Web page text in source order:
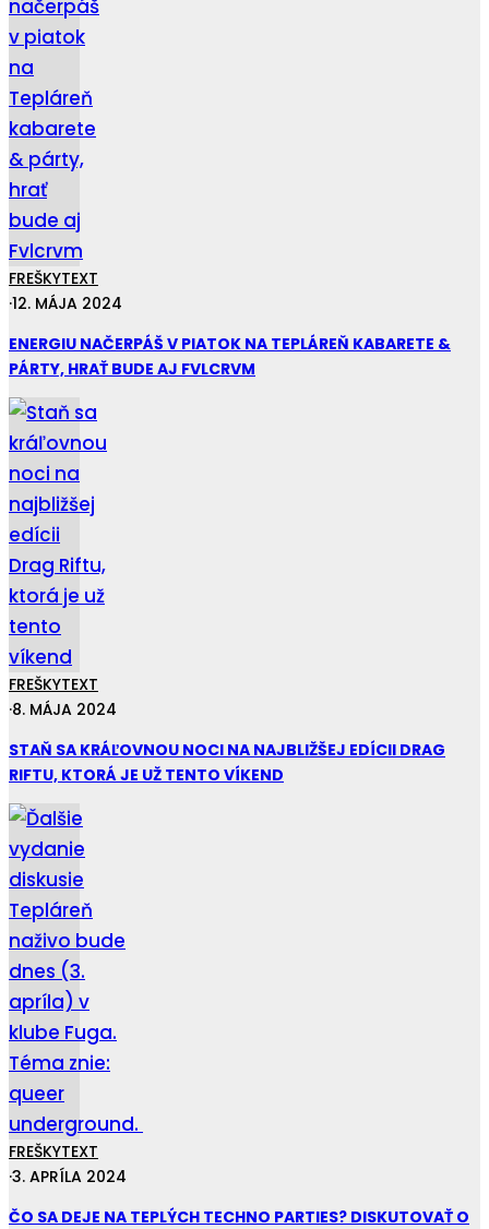
FREŠKYTEXT
·12. MÁJA 2024
ENERGIU NAČERPÁŠ V PIATOK NA TEPLÁREŇ KABARETE &
PÁRTY, HRAŤ BUDE AJ FVLCRVM
FREŠKYTEXT
·8. MÁJA 2024
STAŇ SA KRÁĽOVNOU NOCI NA NAJBLIŽŠEJ EDÍCII DRAG
RIFTU, KTORÁ JE UŽ TENTO VÍKEND
FREŠKYTEXT
·3. APRÍLA 2024
ČO SA DEJE NA TEPLÝCH TECHNO PARTIES? DISKUTOVAŤ O